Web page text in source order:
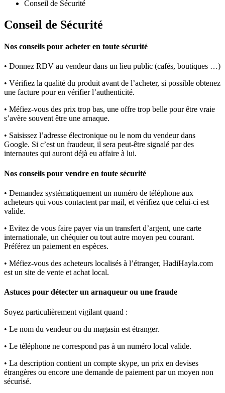
Conseil de Sécurité
Conseil de Sécurité
Nos conseils pour acheter en toute sécurité
• Donnez RDV au vendeur dans un lieu public (cafés, boutiques …)
• Vérifiez la qualité du produit avant de l’acheter, si possible obtenez
une facture pour en vérifier l’authenticité.
• Méfiez-vous des prix trop bas, une offre trop belle pour être vraie
s’avère souvent être une arnaque.
• Saisissez l’adresse électronique ou le nom du vendeur dans
Google. Si c’est un fraudeur, il sera peut-être signalé par des
internautes qui auront déjà eu affaire à lui.
Nos conseils pour vendre en toute sécurité
• Demandez systématiquement un numéro de téléphone aux
acheteurs qui vous contactent par mail, et vérifiez que celui-ci est
valide.
• Evitez de vous faire payer via un transfert d’argent, une carte
internationale, un chéquier ou tout autre moyen peu courant.
Préférez un paiement en espèces.
• Méfiez-vous des acheteurs localisés à l’étranger, HadiHayla.com
est un site de vente et achat local.
Astuces pour détecter un arnaqueur ou une fraude
Soyez particulièrement vigilant quand :
• Le nom du vendeur ou du magasin est étranger.
• Le téléphone ne correspond pas à un numéro local valide.
• La description contient un compte skype, un prix en devises
étrangères ou encore une demande de paiement par un moyen non
sécurisé.